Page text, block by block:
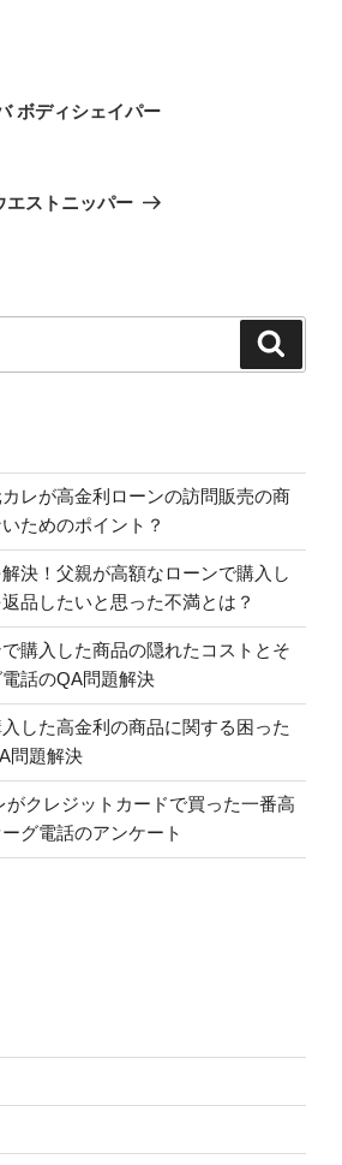
ボディシェイパー
エストニッパー
レが高金利ローンの訪問販売の商
ためのポイント？
決！父親が高額なローンで購入し
品したいと思った不満とは？
購入した商品の隠れたコストとそ
話のQA問題解決
した高金利の商品に関する困った
問題解決
クレジットカードで買った一番高
グ電話のアンケート